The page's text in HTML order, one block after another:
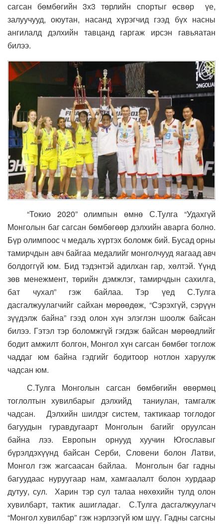
сагсан бөмбөгийн 3х3 төрлийн спортыг өсвөр үе,
залуучууд, оюутан, насанд хүрэгчид гээд бүх насны
ангилалд дэлхийн тавцанд гаргаж ирсэн гавьяатан
билээ.
“Токио 2020” олимпын өмнө С.Тулга “Удахгүй
Монголын баг сагсан бөмбөгөөр дэлхийн аварга болно.
Бүр олимпоос ч медаль хүртэх боломж бий. Бусад орны
тамирчдын авч байгаа медалийг монголчууд яагаад авч
болдоггүй юм. Бид тэдэнтэй адилхан гар, хөлтэй. Үүнд
зөв менежмент, төрийн дэмжлэг, тамирчдын сахилга,
бат чухал” гэж байлаа. Тэр үед С.Тулга
дасгалжуулагчийг сайхан мөрөөдөж, “Сэрэхгүй, сэрүүн
зүүдэлж байна” гээд олон хүн элэглэн шоолж байсан
билээ. Гэтэл тэр боломжгүй гэгдэж байсан мөрөөдлийг
бодит амжилт болгон, Монгол хүн сагсан бөмбөг тоглож
чаддаг юм байна гэдгийг бодитоор нотлон харуулж
чадсан юм.
С.Тулга Монголын сагсан бөмбөгийн өвөрмөц
тоглолтын хувилбарыг дэлхийд таниулан, тамгалж
чадсан. Дэлхийн шилдэг систем, тактикаар тоглодог
багуудын гуравдугаарт Монголын багийг оруулсан
байна лээ. Европын орнууд хуучин Югославыг
бүрэлдэхүүнд байсан Серби, Словени болон Латви,
Монгол гэж жагсаасан байлаа. Монголын баг гадны
багуудаас нуруугаар нам, хамгаалалт болон хурдаар
дутуу, сул. Харин тэр сул талаа нөхөхийн тулд олон
хувилбарт, тактик ашигладаг. С.Тулга дасгалжуулагч
“Монгол хувилбар” гэж нэрлээгүй юм шүү. Гадны сагсны